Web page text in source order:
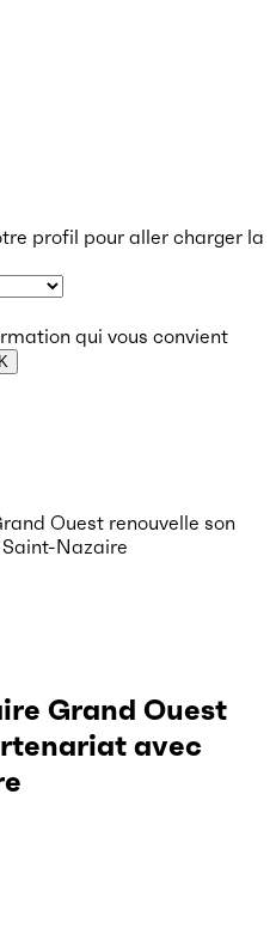
profil pour aller charger la
qui vous convient
Ouest renouvelle son
Nazaire
Grand Ouest
avec